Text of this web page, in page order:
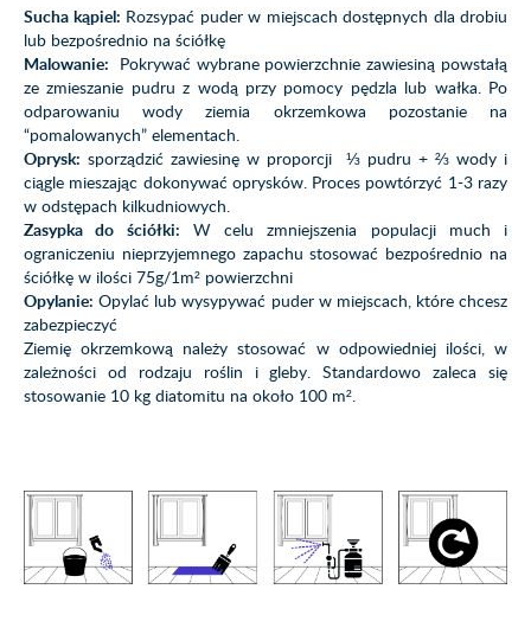
Sucha kąpiel: Rozsypać puder w miejscach dostępnych dla drobiu
lub bezpośrednio na ściółkę
Malowanie: Pokrywać wybrane powierzchnie zawiesiną powstałą
ze zmieszanie pudru z wodą przy pomocy pędzla lub wałka. Po
odparowaniu wody ziemia okrzemkowa pozostanie na
“pomalowanych” elementach.
Oprysk: sporządzić zawiesinę w proporcji ⅓ pudru + ⅔ wody i
ciągle mieszając dokonywać oprysków. Proces powtórzyć 1-3 razy
w odstępach kilkudniowych.
Zasypka do ściółki: W celu zmniejszenia populacji much i
ograniczeniu nieprzyjemnego zapachu stosować bezpośrednio na
ściółkę w ilości 75g/1m² powierzchni
Opylanie: Opylać lub wysypywać puder w miejscach, które chcesz
zabezpieczyć
Ziemię okrzemkową należy stosować w odpowiedniej ilości, w
zależności od rodzaju roślin i gleby. Standardowo zaleca się
stosowanie 10 kg diatomitu na około 100 m².